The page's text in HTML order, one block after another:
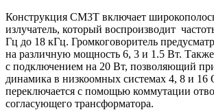
Конструкция CM3T включает
излучатель, который воспроизводит
Гц до 18 кГц. Громкоговоритель
на различную мощность 6, 3 и 1.5 Вт.
с подключением на 20 Вт, позволяющий
динамика в низкоомных системах 4, 8 и
переключается с помощью коммутации
согласующего трансформатора.